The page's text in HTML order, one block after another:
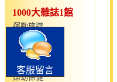
客服留言
1000大雜誌1館
運動旅遊
仕女時尚
語言學習
型男時尚
婦幼保健